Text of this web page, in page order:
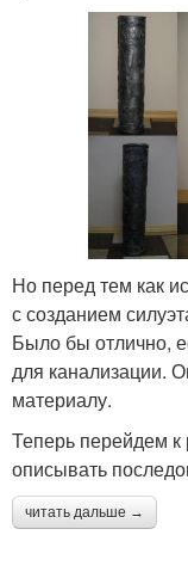
Но перед тем как
с созданием
Было бы отлично,
для канализации.
материалу.
Теперь перейдем к
описывать
читать дальше →